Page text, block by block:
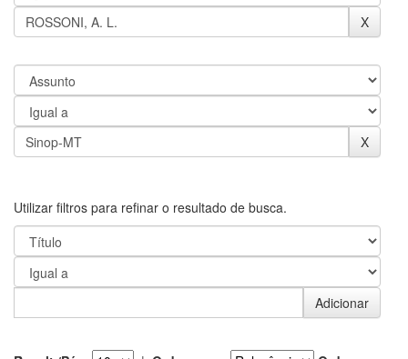
Utilizar filtros para refinar o resultado de busca.